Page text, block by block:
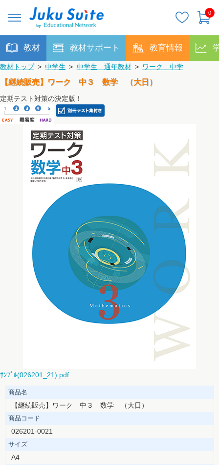
0
教材 教材サポート 教育情報
教材トップ > 中学生 > 中学生 通年教材 > ワーク 中学
【継続販売】ワーク 中３ 数学 （大日）
定期テスト対策の決定版！
ｻﾝﾌﾟﾙ(026201_21).pdf
商品名
【継続販売】ワーク 中３ 数学 （大日）
商品コード
026201-0021
サイズ
A4